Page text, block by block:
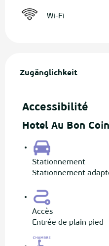
Wi-Fi
Zugänglichkeit
Zugänglichkeit
Accessibilité
Hotel Au Bon
Stationnement
Stationnement
Accès
Entrée de plain pied